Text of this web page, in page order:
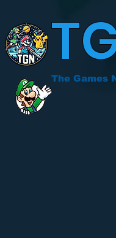
The Games